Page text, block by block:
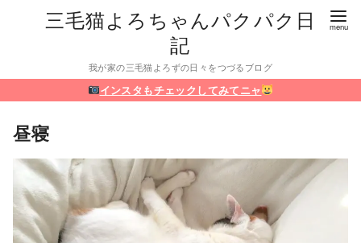
三毛猫よろちゃんパクパク日
記
我が家の三毛猫よろずの日々をつづるブログ
インスタもチェックしてみてニャ
昼寝